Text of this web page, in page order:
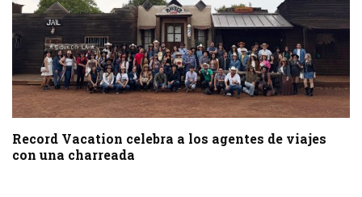
Record Vacation celebra a los agentes de viajes
con una charreada